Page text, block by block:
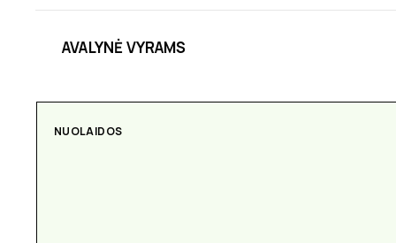
AVALYNĖ VYRAMS
NUOLAIDOS
AKSESUARAI